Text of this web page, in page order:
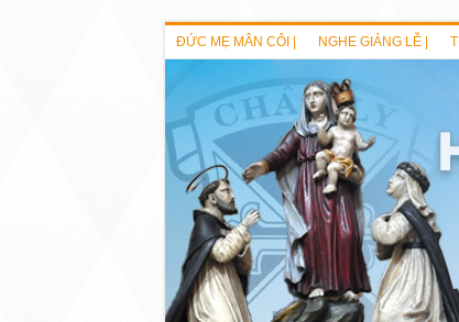
ĐỨC MẸ MÂN CÔI | NGHE GIẢNG LỄ |